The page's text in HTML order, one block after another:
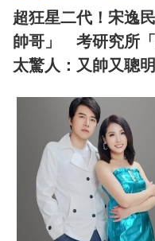
超狂星二代！宋逸
帥哥」 考研究所
太驚人：又帥又聰明